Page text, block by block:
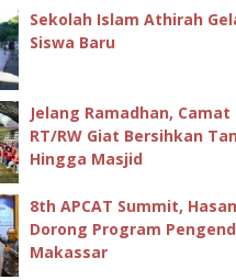
Sekolah Islam Athirah
Siswa Baru
Jelang Ramadhan,
RT/RW Giat Bersihkan
Hingga Masjid
8th APCAT Summit,
Dorong Program
Makassar